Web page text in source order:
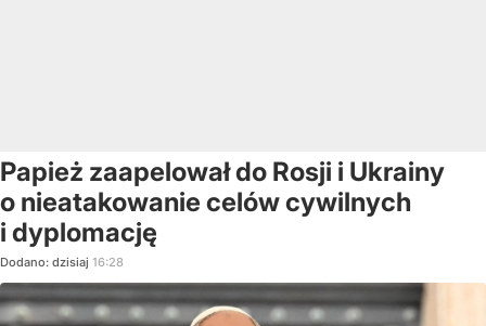
Papież zaapelował do Rosji i Ukrainy
o nieatakowanie celów cywilnych
i dyplomację
Dodano: dzisiaj 16:28